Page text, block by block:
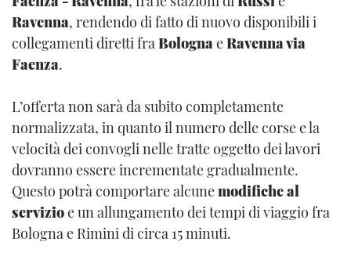
Ravenna, rendendo di fatto di nuovo disponibili i
collegamenti diretti fraBolognaeRavenna via
Faenza.
L’offerta non sarà da subito completamente
normalizzata, in quanto il numero delle corse e la
velocità dei convogli nelle tratte oggetto dei lavori
dovranno essere incrementate gradualmente.
Questo potrà comportare alcunemodifiche al
servizioe un allungamento dei tempi di viaggio fra
Bologna e Rimini di circa 15 minuti.